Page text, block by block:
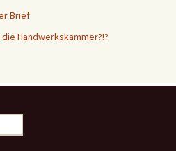
Brief
Handwerkskammer?!?